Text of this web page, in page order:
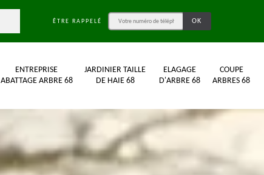
ÊTRE RAPPELÉ
ENTREPRISE
ABATTAGE ARBRE 68
JARDINIER TAILLE
DE HAIE 68
ELAGAGE
D'ARBRE 68
COUPE
ARBRES 68